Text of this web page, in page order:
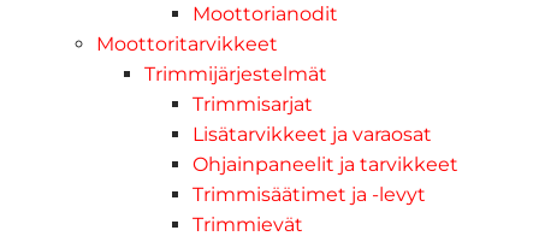
Moottorianodit
Moottoritarvikkeet
Trimmijärjestelmät
Trimmisarjat
Lisätarvikkeet ja varaosat
Ohjainpaneelit ja tarvikkeet
Trimmisäätimet ja -levyt
Trimmievät